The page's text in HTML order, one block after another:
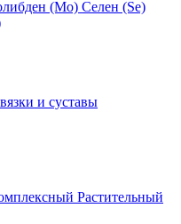
(Мо) Селен (Se)
и суставы
Растительный